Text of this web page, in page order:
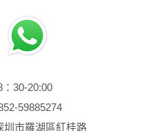
30-20:00
59885274
圳市羅湖區紅桂路